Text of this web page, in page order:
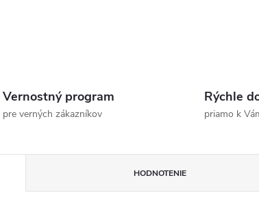
Vernostný program
pre verných zákazníkov
Rýchle
priamo k
HODNOTENIE